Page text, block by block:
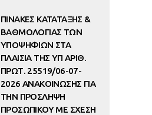
ΠΙΝΑΚΕΣ ΚΑΤΑΤΑΞΗΣ &
ΒΑΘΜΟΛΟΓΙΑΣ ΤΩΝ
ΥΠΟΨΗΦΙΩΝ ΣΤΑ
ΠΛΑΙΣΙΑ ΤΗΣ ΥΠ ΑΡΙΘ.
ΠΡΩΤ. 25519/06-07-
2026 ΑΝΑΚΟΙΝΩΣΗΣ ΓΙΑ
ΤΗΝ ΠΡΟΣΛΗΨΗ
ΠΡΟΣΩΠΙΚΟΥ ΜΕ ΣΧΕΣΗ